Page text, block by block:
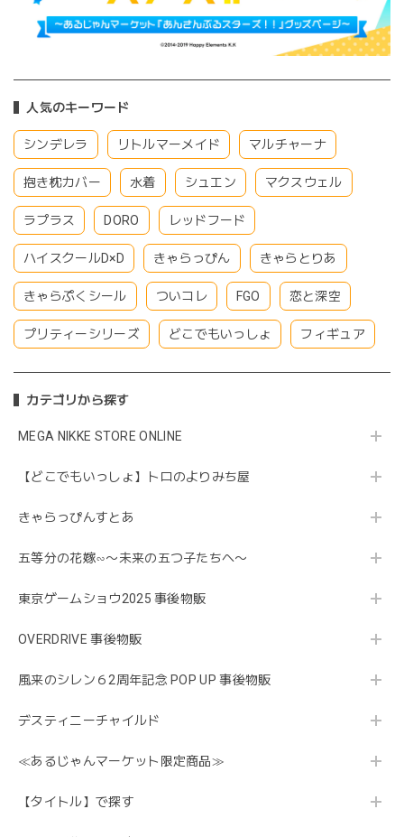
人気のキーワード
シンデレラ リトルマーメイド マルチャーナ
抱き枕カバー 水着 シュエン マクスウェル
ラプラス DORO レッドフード
ハイスクールD×D きゃらっぴん きゃらとりあ
きゃらぷくシール ついコレ FGO 恋と深空
プリティーシリーズ どこでもいっしょ フィギュア
カテゴリから探す
MEGA NIKKE STORE ONLINE
【どこでもいっしょ】トロのよりみち屋
きゃらっぴんすとあ
五等分の花嫁∽〜未来の五つ子たちへ〜
東京ゲームショウ2025 事後物販
OVERDRIVE 事後物販
風来のシレン６2周年記念 POP UP 事後物販
デスティニーチャイルド
≪あるじゃんマーケット限定商品≫
【タイトル】で探す